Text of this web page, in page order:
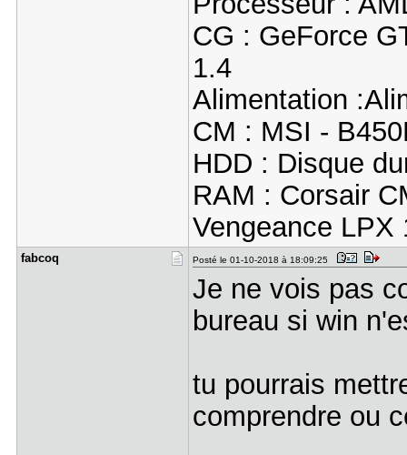
CG : GeForce
1.4
Alimentation
CM : MSI -
HDD : Disque
RAM : Corsair
Vengeance LPX
fabcoq Posté le 01-10-2018 à 18:09:25
Je ne vois pas
bureau si win
tu pourrais
comprendre ou